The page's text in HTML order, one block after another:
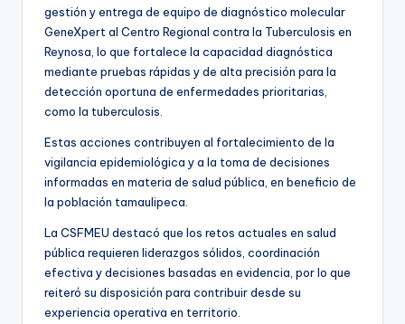
gestión y entrega de equipo de diagnóstico molecular
GeneXpert al Centro Regional contra la Tuberculosis en
Reynosa, lo que fortalece la capacidad diagnóstica
mediante pruebas rápidas y de alta precisión para la
detección oportuna de enfermedades prioritarias,
como la tuberculosis.
Estas acciones contribuyen al fortalecimiento de la
vigilancia epidemiológica y a la toma de decisiones
informadas en materia de salud pública, en beneficio de
la población tamaulipeca.
La CSFMEU destacó que los retos actuales en salud
pública requieren liderazgos sólidos, coordinación
efectiva y decisiones basadas en evidencia, por lo que
reiteró su disposición para contribuir desde su
experiencia operativa en territorio.